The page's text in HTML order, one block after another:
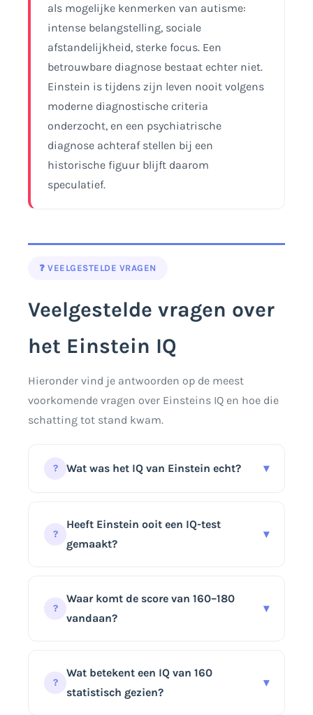
als mogelijke kenmerken van autisme:
intense belangstelling, sociale
afstandelijkheid, sterke focus. Een
betrouwbare diagnose bestaat echter niet.
Einstein is tijdens zijn leven nooit volgens
moderne diagnostische criteria
onderzocht, en een psychiatrische
diagnose achteraf stellen bij een
historische figuur blijft daarom
speculatief.
❓ VEELGESTELDE VRAGEN
Veelgestelde vragen over
het Einstein IQ
Hieronder vind je antwoorden op de meest
voorkomende vragen over Einsteins IQ en hoe die
schatting tot stand kwam.
? Wat was het IQ van Einstein echt? ▾
bandbreedte van 160–180 is gebaseerd
op zijn prestaties en reputatie, niet op
?
Heeft Einstein ooit een IQ-test
gemaakt?
▾
bestaat geen openbaar testrapport
waaruit blijkt dat hij een moderne,
?
Waar komt de score van 160–180
vandaan?
▾
uit zijn wetenschappelijke prestaties,
vroege wiskundige ontwikkeling en
?
Wat betekent een IQ van 160
statistisch gezien?
▾